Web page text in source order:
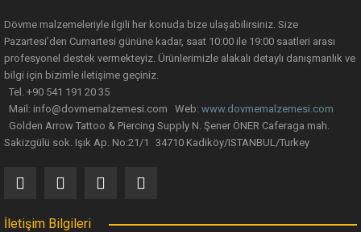
Gönder
Dövme malzemeleriyle ilgili her konuda bize ulaşabilirsiniz. Size
Pazartesi’den Cumartesi gününe kadar, saat 10:00 ile 19:00 saatleri arası
profesyonel destek vermekteyiz. Ürünlerimizle alakalı detaylı danışmanlık ve
bilgi için bizimle iletişime geçiniz.
Tel. +90 541 191 20 35
Mail: info@dovmemalzemesi.com Web: www.dovmemalzemesi.com
Golden Arrow Tattoo & Piercing Supply N. Şener ÖNER Caferaga mah.
Sakizgülü sok. Işık Ap. No:21/1 34710 Kadiköy/ISTANBUL/Turkey
İletişim Bilgileri